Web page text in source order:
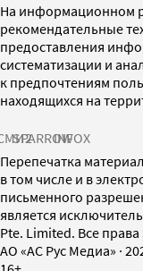
На информационном
рекомендательные
предоставления
систематизации и
к предпочтениям
находящихся на
SPARROWINFOX
Перепечатка
в том числе и в
письменного
является
Pte. Limited. Все
AO «АС Рус Медиа» ·